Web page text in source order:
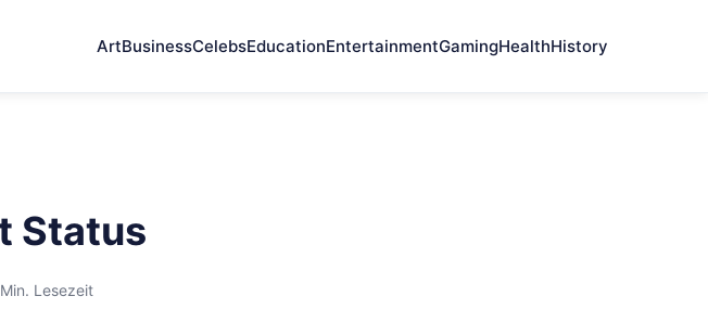
ArtBusinessCelebsEducationEntertainmentGamingHealthHistory
Status
Lesezeit